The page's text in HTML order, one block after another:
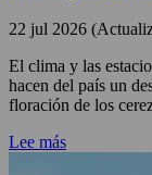
22 jul 2026
El clima y las
hacen del país un
floración de los
Lee más